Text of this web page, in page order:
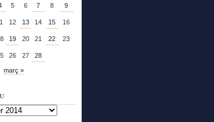
5 6 7 8 9
12 13 14 15 16
19 20 21 22 23
26 27 28
març »